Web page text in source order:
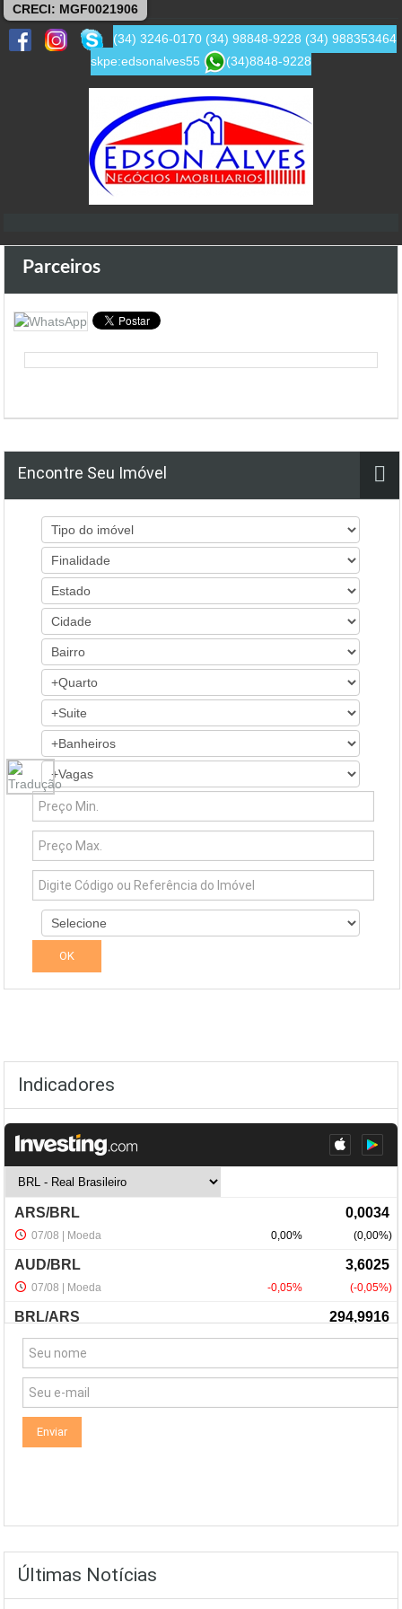
CRECI: MGF0021906
(34) 3246-0170 (34) 98848-9228 (34) 988353464
skpe:edsonalves55
(34)8848-9228
Parceiros
Encontre Seu Imóvel
Indicadores
NewsLetter
Últimas Notícias